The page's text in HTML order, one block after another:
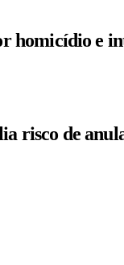
homicídio e
risco de